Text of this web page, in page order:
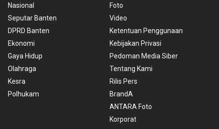
Nasional
Seputar Banten
DPRD Banten
Ekonomi
Gaya Hidup
Olahraga
Kesra
Polhukam
Foto
Video
Ketentuan Penggunaan
Kebijakan Privasi
Pedoman Media Siber
Tentang Kami
Rilis Pers
BrandA
ANTARA Foto
Korporat